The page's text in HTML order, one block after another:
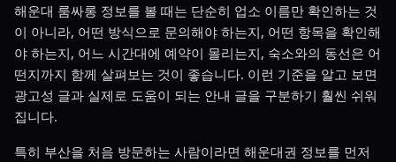
해운대 룸싸롱 정보를 볼 때는 단순히 업소 이름만 확인하는 것
이 아니라, 어떤 방식으로 문의해야 하는지, 어떤 항목을 확인해
야 하는지, 어느 시간대에 예약이 몰리는지, 숙소와의 동선은 어
떤지까지 함께 살펴보는 것이 좋습니다. 이런 기준을 알고 보면
광고성 글과 실제로 도움이 되는 안내 글을 구분하기 훨씬 쉬워
집니다.
특히 부산을 처음 방문하는 사람이라면 해운대권 정보를 먼저